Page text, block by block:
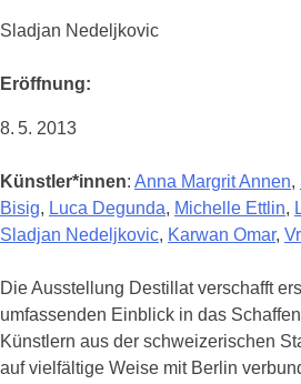
Sladjan Nedeljkovic
Eröffnung:
8. 5. 2013
Künstler*innen: Anna Margrit Annen,
Bisig, Luca Degunda, Michelle Ettlin,
Sladjan Nedeljkovic, Karwan Omar,
Die Ausstellung Destillat verschafft
umfassenden Einblick in das
Künstlern aus der schweizerischen
auf vielfältige Weise mit Berlin